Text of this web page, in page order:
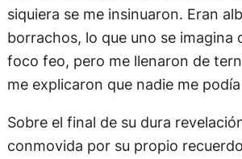
siquiera se me insinuaron. Eran
borrachos, lo que uno se imagina
foco feo, pero me llenaron de
me explicaron que nadie me podía
Sobre el final de su dura
conmovida por su propio